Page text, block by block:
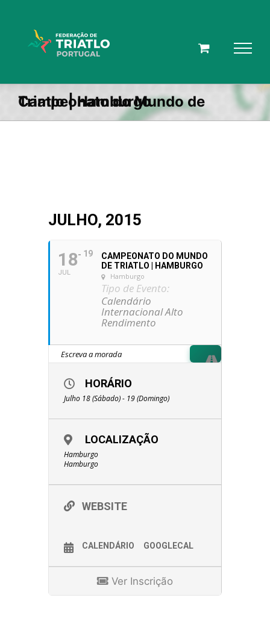
Campeonato do Mundo de Triatlo | Hamburgo
JULHO, 2015
18
JUL
19
CAMPEONATO DO MUNDO
DE TRIATLO | HAMBURGO
Hamburgo
Tipo de Evento:
Calendário
Internacional Alto
Rendimento
HORÁRIO
Julho 18 (Sábado) - 19 (Domingo)
LOCALIZAÇÃO
Hamburgo
Hamburgo
WEBSITE
CALENDÁRIO GOOGLECAL
Ver Inscrição